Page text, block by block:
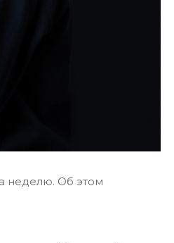
неделю. Об этом